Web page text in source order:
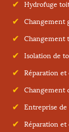
Hydrofuge
Changement
Changement
Isolation de
Réparation
Changement
Entreprise de
Réparation